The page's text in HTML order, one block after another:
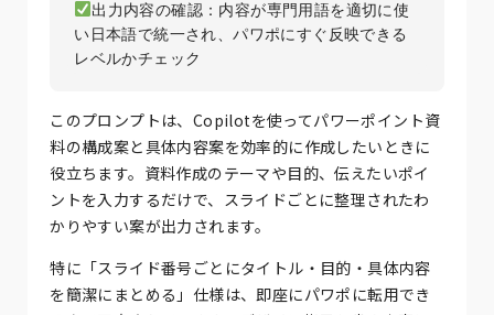
出力内容の確認：内容が専門用語を適切に使
い日本語で統一され、パワポにすぐ反映できる
このプロンプトは、Copilotを使ってパワーポイント資
料の構成案と具体内容案を効率的に作成したいときに
役立ちます。資料作成のテーマや目的、伝えたいポイ
ントを入力するだけで、スライドごとに整理されたわ
かりやすい案が出力されます。
特に「スライド番号ごとにタイトル・目的・具体内容
を簡潔にまとめる」仕様は、即座にパワポに転用でき